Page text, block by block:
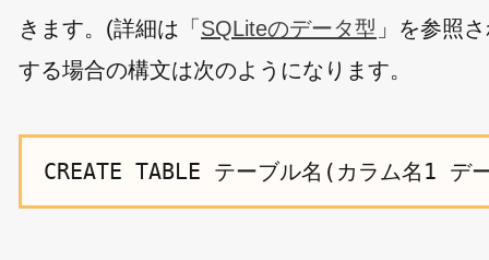
きます。(詳細は「 SQLiteのデータ型 」を参照
する場合の構文は次のようになります。
CREATE TABLE テーブル名(カラム名1